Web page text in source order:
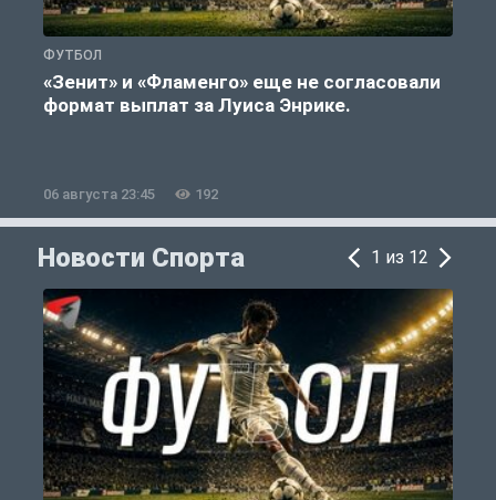
ФУТБОЛ
«Зенит» и «Фламенго» еще не согласовали
формат выплат за Луиса Энрике.
06 августа 23:45 192
Новости Спорта 1 из 12